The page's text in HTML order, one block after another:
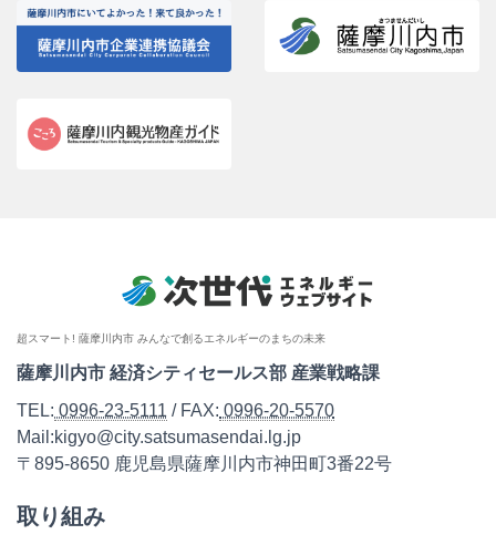
超スマート! 薩摩川内市 みんなで創るエネルギーのまちの未来
薩摩川内市 経済シティセールス部 産業戦略課
TEL: 0996-23-5111 / FAX: 0996-20-5570
Mail:kigyo@city.satsumasendai.lg.jp
〒895-8650 鹿児島県薩摩川内市神田町3番22号
取り組み